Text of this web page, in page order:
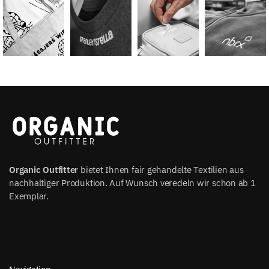
Organic Outfitter bietet Ihnen fair gehandelte Textilien aus
nachhaltiger Produktion. Auf Wunsch veredeln wir schon ab 1
Exemplar.